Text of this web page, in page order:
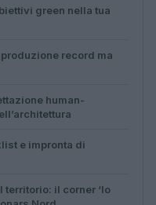
green nella tua
record ma
human-
e impronta di
il corner ‘Io